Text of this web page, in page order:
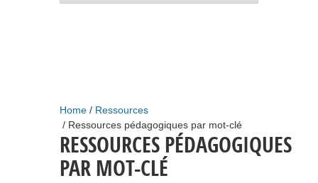
Home
Ressources
Ressources pédagogiques par mot-clé
RESSOURCES PÉDAGOGIQUES
PAR MOT-CLÉ